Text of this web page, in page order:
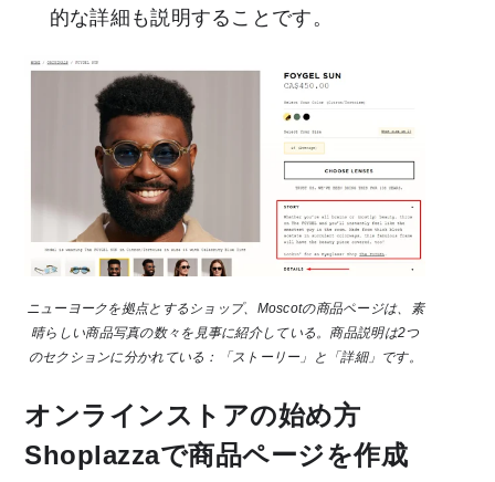
的な詳細も説明することです。
ニューヨークを拠点とするショップ、Moscotの商品ページは、素
晴らしい商品写真の数々を見事に紹介している。商品説明は2つ
のセクションに分かれている：「ストーリー」と「詳細」です。
オンラインストアの始め方
Shoplazzaで商品ページを作成